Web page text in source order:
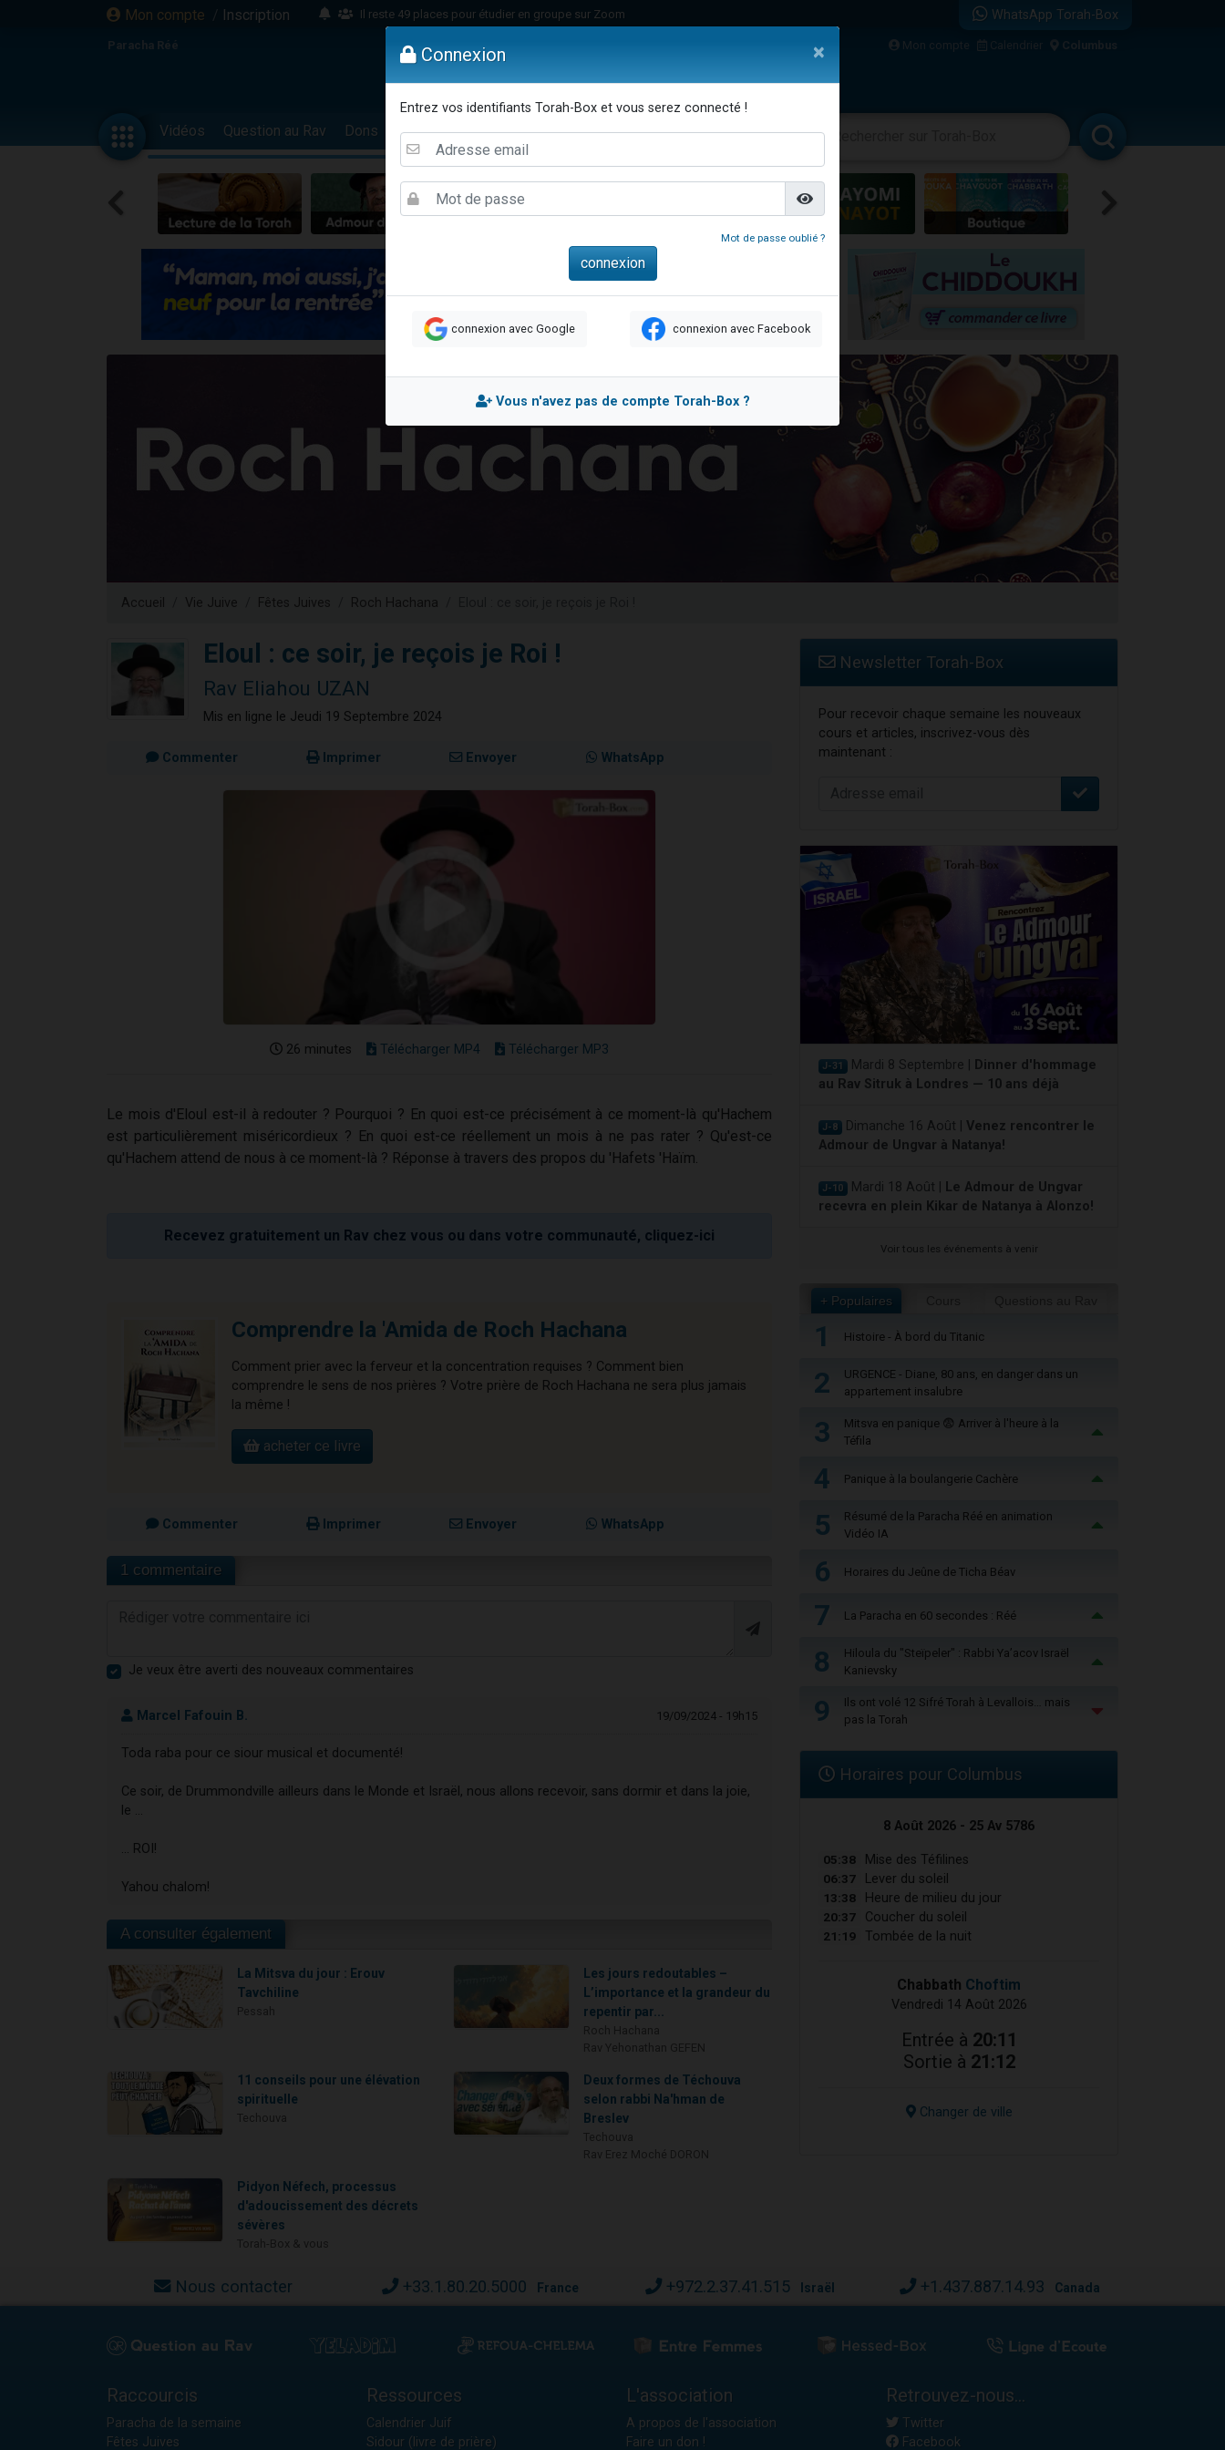
Mon compte / Inscription
Il reste 49 places pour étudier en groupe sur Zoom
2 personnes viennent de nous rejoindre sur WhatsApp
2 personnes viennent de faire un don pour 1 Journée de Vacances Pour les Enfants
17 personnes viennent de demander une bénédiction
4 personnes viennent de nous rejoindre sur WhatsApp
Il reste 49 places pour étudier en groupe sur Zoom
4 personnes viennent de nous rejoindre sur WhatsApp
3 personnes viennent de nous rejoindre sur WhatsApp
Odaya vient de donner son Maasser
2 personnes viennent de nous rejoindre sur WhatsApp
30 personnes viennent de faire un don pour Sauvez la jambe de Yohan
Il reste 49 places pour étudier en groupe sur Zoom
WhatsApp Torah-Box
Paracha Réé Mon compte Calendrier Columbus
Vidéos Question au Rav Dons Femmes Enfants Etude sur Texte Musique Paracha Divertissements
Accueil Vie Juive Fêtes Juives Roch Hachana
Eloul : ce soir, je reçois je Roi !
Rav Eliahou UZAN
Mis en ligne le Jeudi 19 Septembre 2024
Commenter Imprimer Envoyer WhatsApp
26 minutes Télécharger MP4 Télécharger MP3
Le mois d'Eloul est-il à redouter ? Pourquoi ? En quoi est-ce précisément à ce moment-là qu'Hachem
est particulièrement miséricordieux ? En quoi est-ce réellement un mois à ne pas rater ? Qu'est-ce
qu'Hachem attend de nous à ce moment-là ? Réponse à travers des propos du 'Hafets 'Haïm.
Recevez gratuitement un Rav chez vous ou dans votre communauté, cliquez-ici
Comprendre la 'Amida de Roch Hachana
Comment prier avec la ferveur et la concentration requises ? Comment bien
comprendre le sens de nos prières ? Votre prière de Roch Hachana ne sera plus jamais
la même !
acheter ce livre
Commenter Imprimer Envoyer WhatsApp
1 commentaire
Je veux être averti des nouveaux commentaires
Marcel Fafouin B. 19/09/2024 - 19h15
Toda raba pour ce siour musical et documenté!
Ce soir, de Drummondville ailleurs dans le Monde et Israël, nous allons recevoir, sans dormir et dans la joie,
le …
… ROI!
Yahou chalom!
A consulter également
La Mitsva du jour : Erouv
Tavchiline
Les jours redoutables –
L’importance et la grandeur du
repentir par...
11 conseils pour une élévation
spirituelle
Deux formes de Téchouva
selon rabbi Na'hman de
Breslev
Pidyon Néfech, processus
d'adoucissement des décrets
sévères
Newsletter Torah-Box
Pour recevoir chaque semaine les nouveaux
cours et articles, inscrivez-vous dès
maintenant :
J-31 Mardi 8 Septembre |
Dinner d'hommage
au Rav Sitruk à Londres — 10 ans déjà
J-8 Dimanche 16 Août | Venez rencontrer le
Admour de Ungvar à Natanya!
J-10 Mardi 18 Août |
Le Admour de Ungvar
recevra en plein Kikar de Natanya à Alonzo!
Voir tous les événements à venir
+ Populaires
1 Histoire - À bord du Titanic
2
URGENCE - Diane, 80 ans, en danger dans un
appartement insalubre
3
Mitsva en panique 😨 Arriver à l'heure à la
Téfila
4 Panique à la boulangerie Cachère
5
Résumé de la Paracha Réé en animation
Vidéo IA
6 Horaires du Jeûne de Ticha Béav
7 La Paracha en 60 secondes : Réé
8
Hiloula du "Steïpeler" : Rabbi Ya’acov Israël
Kanievsky
9
Ils ont volé 12 Sifré Torah à Levallois… mais
pas la Torah
Horaires pour Columbus
8 Août 2026 - 25 Av 5786
05:38 Mise des Téfilines
06:37 Lever du soleil
13:38 Heure de milieu du jour
20:37 Coucher du soleil
21:19 Tombée de la nuit
Chabbath Choftim
Vendredi 14 Août 2026
Entrée à 20:11
Sortie à 21:12
Changer de ville
Nous contacter +33.1.80.20.5000 France +972.2.37.41.515 Israël +1.437.887.14.93 Canada
Raccourcis
Paracha de la semaine
Fêtes Juives
Ressources
Calendrier Juif
Sidour (livre de prière)
L'association
A propos de l'association
Faire un don !
Retrouvez-nous...
Twitter
Facebook
Connexion ×
Entrez vos identifiants Torah-Box et vous serez connecté !
Mot de passe oublié ?
connexion avec Google connexion avec Facebook
Vous n'avez pas de compte Torah-Box ?